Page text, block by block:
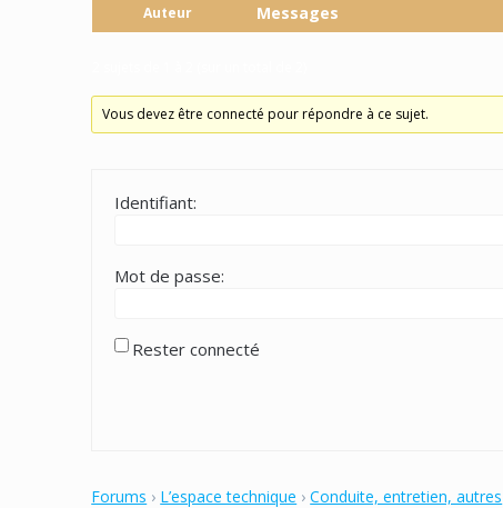
Auteur Messages
Vous devez être connecté pour répondre à ce sujet.
Identifiant:
Mot de passe:
Rester connecté
Forums › L’espace technique › Conduite, entretien, autres